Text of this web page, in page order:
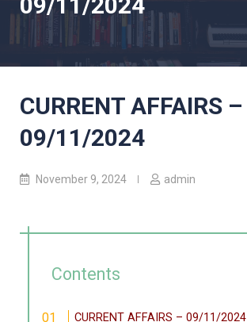
CURRENT AFFAIRS –
09/11/2024
November 9, 2024 admin
Contents
CURRENT AFFAIRS – 09/11/2024